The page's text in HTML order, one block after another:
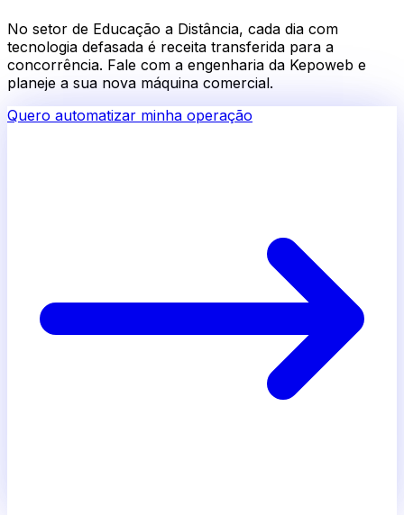
No setor de Educação a Distância, cada dia com
tecnologia defasada é receita transferida para a
concorrência. Fale com a engenharia da Kepoweb e
planeje a sua nova máquina comercial.
Quero automatizar minha operação